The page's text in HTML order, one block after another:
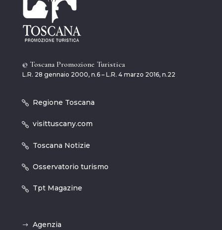
© Toscana Promozione Turistica
L.R. 28 gennaio 2000, n.6 – L.R. 4 marzo 2016, n.22
Regione Toscana
visittuscany.com
Toscana Notizie
Osservatorio turismo
Tpt Magazine
Agenzia